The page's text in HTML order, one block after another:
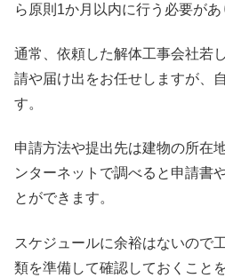
ら原則1か月以内に行う必要があ
通常、依頼した解体工事会社若
請や届け出をお任せしますが、
す。
申請方法や提出先は建物の所在
ンターネットで調べると申請書
とができます。
スケジュールに余裕はないので
類を準備して確認しておくこと